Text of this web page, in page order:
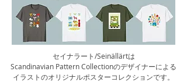
​セイナラート/Seinällärtは
Scandinavian Pattern Collectionのデザイナーによる
イラストのオリジナルポスターコレクションです。